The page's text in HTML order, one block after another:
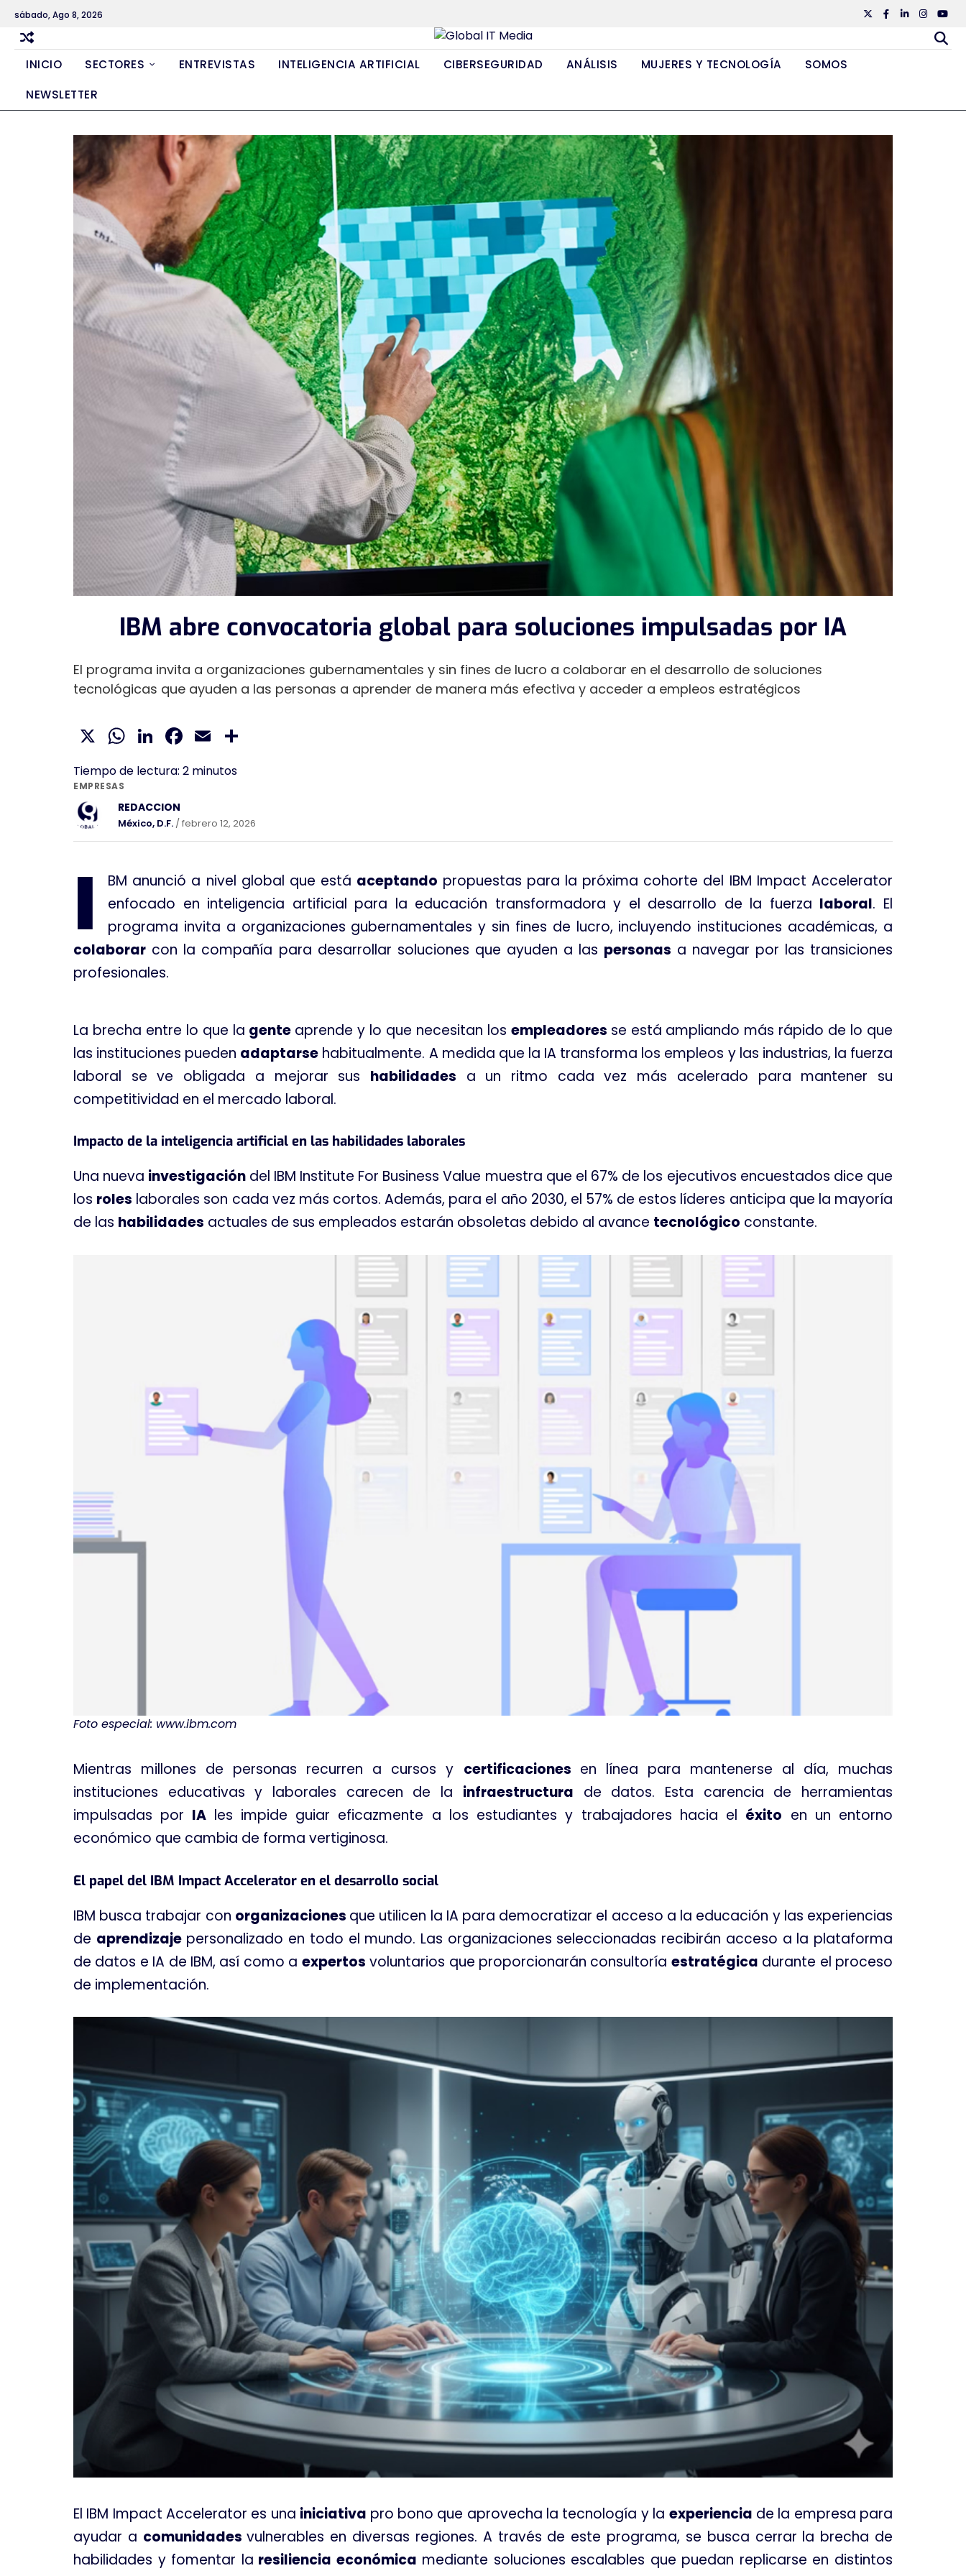
Skip
content
sábado, Ago 8, 2026 TwiiterFacebook
Linkedin
INICIO SECTORES ENTREVISTAS INTELIGENCIA ARTIFICIAL CIBERSEGURIDAD ANÁLISIS MUJERES Y TECNOLOGÍA
SOMOS
NEWSLETTER
IBM abre convocatoria global para soluciones impulsadas por IA
X WhatsApp
LinkedIn
Facebook
Email
Tiempo de lectura: 2 minutos
EMPRESAS
El programa invita a organizaciones gubernamentales y sin fines de lucro a colaborar en el desarrollo de soluciones
tecnológicas que ayuden a las personas a aprender de manera más efectiva y acceder a empleos estratégicos
REDACCION
México, D.F. / febrero 12, 2026
I BM anunció a nivel global que está aceptando propuestas para la próxima cohorte del IBM Impact Accelerator
enfocado en inteligencia artificial para la educación transformadora y el desarrollo de la fuerza laboral. El
programa invita a organizaciones gubernamentales y sin fines de lucro, incluyendo instituciones académicas, a
colaborar con la compañía para desarrollar soluciones que ayuden a las personas a navegar por las transiciones
profesionales.
La brecha entre lo que la gente aprende y lo que necesitan los empleadores se está ampliando más rápido de lo que
las instituciones pueden adaptarse habitualmente. A medida que la IA transforma los empleos y las industrias, la fuerza
laboral se ve obligada a mejorar sus habilidades a un ritmo cada vez más acelerado para mantener su
competitividad en el mercado laboral.
Impacto de la inteligencia artificial en las habilidades laborales
Una nueva investigación del IBM Institute For Business Value muestra que el 67% de los ejecutivos encuestados dice que
los roles laborales son cada vez más cortos. Además, para el año 2030, el 57% de estos líderes anticipa que la mayoría
de las habilidades actuales de sus empleados estarán obsoletas debido al avance tecnológico constante.
Foto especial: www.ibm.com
Mientras millones de personas recurren a cursos y certificaciones en línea para mantenerse al día, muchas
instituciones educativas y laborales carecen de la infraestructura de datos. Esta carencia de herramientas
impulsadas por IA les impide guiar eficazmente a los estudiantes y trabajadores hacia el éxito en un entorno
económico que cambia de forma vertiginosa.
El papel del IBM Impact Accelerator en el desarrollo social
IBM busca trabajar con organizaciones que utilicen la IA para democratizar el acceso a la educación y las experiencias
de aprendizajepersonalizado en todo el mundo. Las organizaciones seleccionadas recibirán acceso a la plataforma
de datos e IA de IBM, así como a expertos voluntarios que proporcionarán consultoría estratégica durante el proceso
de implementación.
El IBM Impact Accelerator es una iniciativa pro bono que aprovecha la tecnología y la experiencia de la empresa para
ayudar a comunidadesvulnerables en diversas regiones. A través de este programa, se busca cerrar la brecha de
habilidades y fomentar la resiliencia económica mediante soluciones escalables que puedan replicarse en distintos